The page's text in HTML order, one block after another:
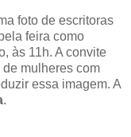
foto de escritoras
feira como
às 11h. A convite
mulheres com
essa imagem. A
.